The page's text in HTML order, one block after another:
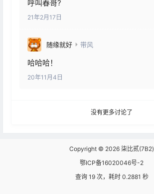
呼叫春哥?
21年2月17日
随缘就好 带风
哈哈哈！
20年11月4日
没有更多讨论了
Copyright © 2026 柒比贰(7B2)
鄂ICP备16020046号-2
查询 19 次，耗时 0.2881 秒